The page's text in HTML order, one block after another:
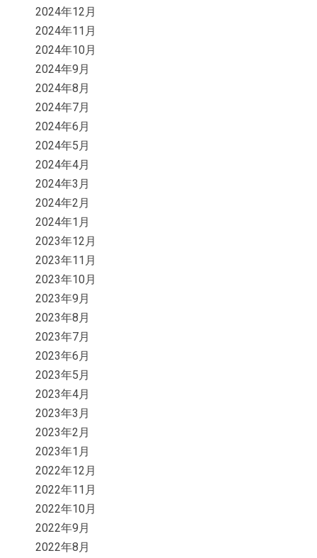
2024年12月
2024年11月
2024年10月
2024年9月
2024年8月
2024年7月
2024年6月
2024年5月
2024年4月
2024年3月
2024年2月
2024年1月
2023年12月
2023年11月
2023年10月
2023年9月
2023年8月
2023年7月
2023年6月
2023年5月
2023年4月
2023年3月
2023年2月
2023年1月
2022年12月
2022年11月
2022年10月
2022年9月
2022年8月